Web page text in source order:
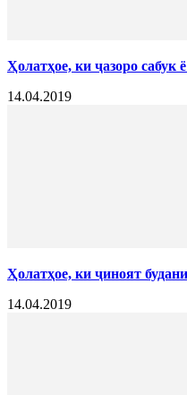
Ҳолатҳое, ки ҷазоро сабук
14.04.2019
Ҳолатҳое, ки ҷиноят
14.04.2019